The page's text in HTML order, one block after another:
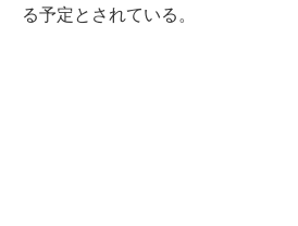
る予定とされている。